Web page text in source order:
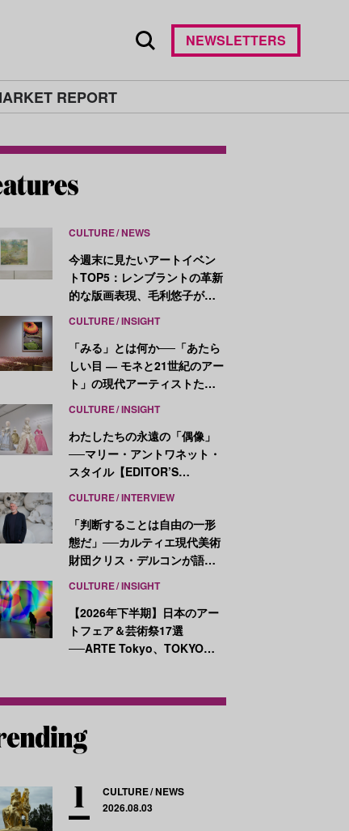
REPORT
NEWSLETTERS
CULTURE NEWS
今週末に見たいアートイベン
トTOP5：レンブラントの革新
的な版画表現、毛利悠子がヴ
CULTURE INSIGHT
「みる」とは何か──「あたら
しい目 ― モネと21世紀のアー
ト」の現代アーティストたち
CULTURE INSIGHT
わたしたちの永遠の「偶像」
──マリー・アントワネット・
スタイル【EDITOR’S
CULTURE INTERVIEW
「判断することは自由の一形
態だ」──カルティエ現代美術
財団クリス・デルコンが語
CULTURE INSIGHT
【2026年下半期】日本のアー
トフェア＆芸術祭17選
──ARTE Tokyo、TOKYO
CULTURE NEWS
2026.08.03